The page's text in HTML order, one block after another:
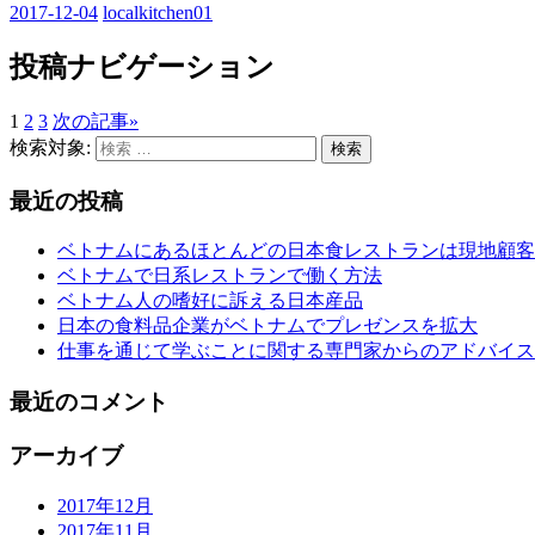
2017-12-04 localkitchen01
投稿ナビゲーション
1 2 3 次の記事»
検索対象:
検索
最近の投稿
ベトナムにあるほとんどの日本食レストランは現地顧
ベトナムで日系レストランで働く方法
ベトナム人の嗜好に訴える日本産品
日本の食料品企業がベトナムでプレゼンスを拡大
仕事を通じて学ぶことに関する専門家からのアドバイス
最近のコメント
アーカイブ
2017年12月
2017年11月